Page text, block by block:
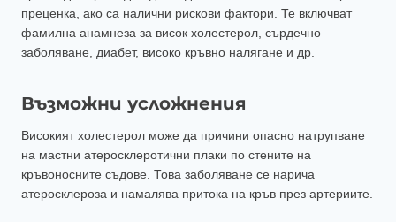
преценка, ако са налични рискови фактори. Те включват
фамилна анамнеза за висок холестерол, сърдечно
заболяване, диабет, високо кръвно налягане и др.
Възможни усложнения
Високият холестерол може да причини опасно натрупване
на мастни атеросклеротични плаки по стените на
кръвоносните съдове. Това заболяване се нарича
атеросклероза и намалява притока на кръв през артериите.